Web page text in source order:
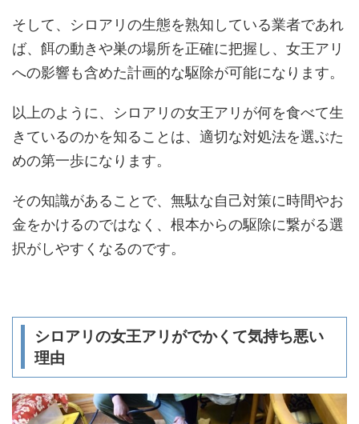
そして、シロアリの生態を熟知している業者であれ
ば、餌の動きや巣の場所を正確に把握し、女王アリ
への影響も含めた計画的な駆除が可能になります。
以上のように、シロアリの女王アリが何を食べて生
きているのかを知ることは、適切な対処法を選ぶた
めの第一歩になります。
その知識があることで、無駄な自己対策に時間やお
金をかけるのではなく、根本からの駆除に繋がる選
択がしやすくなるのです。
シロアリの女王アリがでかくて気持ち悪い
理由